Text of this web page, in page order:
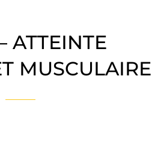
ATTEINTE
MUSCULAIRE